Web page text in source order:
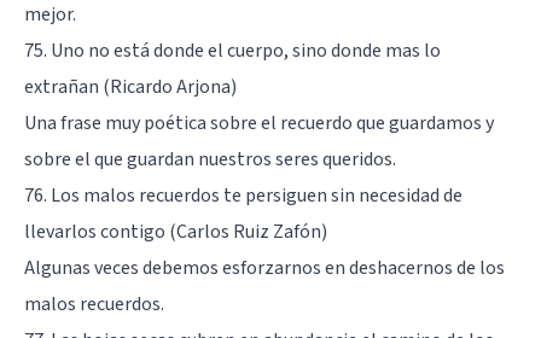
mejor.
75. Uno no está donde el cuerpo, sino donde mas lo
extrañan (Ricardo Arjona)
Una frase muy poética sobre el recuerdo que guardamos y
sobre el que guardan nuestros seres queridos.
76. Los malos recuerdos te persiguen sin necesidad de
llevarlos contigo (Carlos Ruiz Zafón)
Algunas veces debemos esforzarnos en deshacernos de los
malos recuerdos.